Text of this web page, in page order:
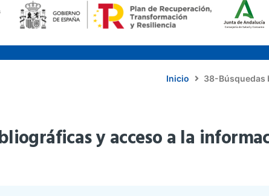
Inicio 38-Búsquedas
y acceso a la